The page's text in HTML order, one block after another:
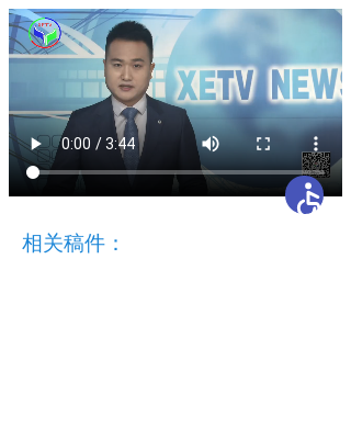
相关稿件：